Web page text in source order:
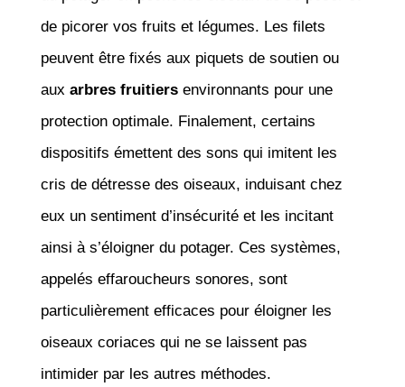
de picorer vos fruits et légumes. Les filets
peuvent être fixés aux piquets de soutien ou
aux arbres fruitiersenvironnants pour une
protection optimale. Finalement, certains
dispositifs émettent des sons qui imitent les
cris de détresse des oiseaux, induisant chez
eux un sentiment d’insécurité et les incitant
ainsi à s’éloigner du potager. Ces systèmes,
appelés effaroucheurs sonores, sont
particulièrement efficaces pour éloigner les
oiseaux coriaces qui ne se laissent pas
intimider par les autres méthodes.